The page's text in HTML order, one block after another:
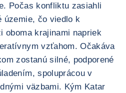
Počas konfliktu zasiahli
územie, čo viedlo k
oboma krajinami napriek
vzťahom. Očakáva
zostanú silné, podporené
spoluprácou v
väzbami. Kým Katar